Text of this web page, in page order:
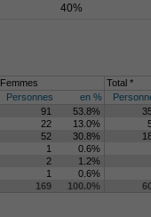
40%
Femmes
Total *
Personnes en %
91 53.8%
22 13.0%
52 30.8%
1
0.6%
2
1.2%
1
0.6%
169 100.0%